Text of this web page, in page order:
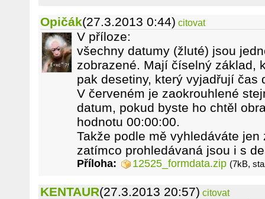
Opičák(27.3.2013 0:44) citovat
V příloze:
všechny datumy (žluté) jsou
zobrazené. Mají číselný základ,
pak desetiny, který vyjadřují čas
V červeném je zaokrouhlené
datum, pokud byste ho chtěl
hodnotu 00:00:00.
Takže podle mě vyhledáváte
zatímco prohledávaná jsou i s
Příloha: 12525_formdata.zip (7kB,
KENTAUR(27.3.2013 20:57) citovat